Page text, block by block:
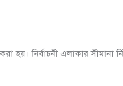
হয়। নির্বাচনী এলাকার সীমানা